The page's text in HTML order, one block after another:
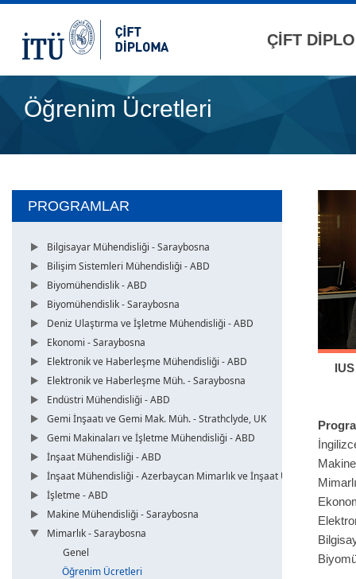
ÇİFT
Öğrenim Ücretleri
PROGRAMLAR
Bilgisayar Mühendisliği - Saraybosna
Bilişim Sistemleri Mühendisliği - ABD
Biyomühendislik - ABD
Biyomühendislik - Saraybosna
Deniz Ulaştırma ve İşletme Mühendisliği - ABD
Ekonomi - Saraybosna
Elektronik ve Haberleşme Mühendisliği - ABD
Elektronik ve Haberleşme Müh. - Saraybosna
Endüstri Mühendisliği - ABD
Gemi İnşaatı ve Gemi Mak. Müh. - Strathclyde, UK
Gemi Makinaları ve İşletme Mühendisliği - ABD
İnşaat Mühendisliği - ABD
İnşaat Mühendisliği - Azerbaycan Mimarlık ve İnşaat Üni.
İşletme - ABD
Makine Mühendisliği - Saraybosna
Mimarlık - Saraybosna
Genel
Öğrenim Ücretleri